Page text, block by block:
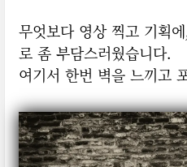
무엇보다 영상 찍고 기획
로 좀 부담스러웠습니다.
여기서 한번 벽을 느끼고